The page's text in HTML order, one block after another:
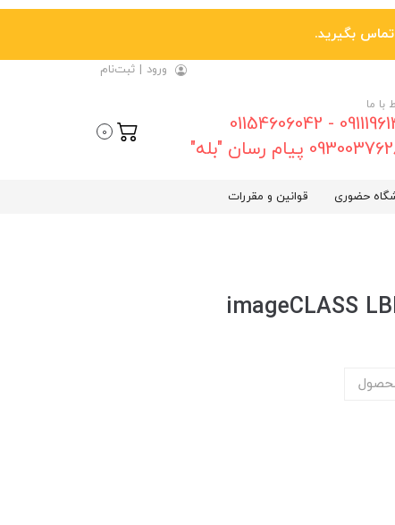
ورود | ثبت‌نام
با ما
09111961461 - 01154606042
پیام رسان "بله"
0
حضوری قوانین و مقررات